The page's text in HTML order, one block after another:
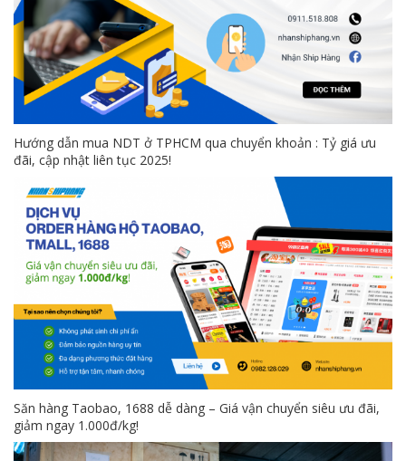
Hướng dẫn mua NDT ở TPHCM qua chuyển khoản : Tỷ giá ưu
đãi, cập nhật liên tục 2025!
Săn hàng Taobao, 1688 dễ dàng – Giá vận chuyển siêu ưu đãi,
giảm ngay 1.000đ/kg!